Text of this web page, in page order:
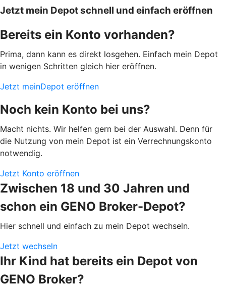
Jetzt mein Depot schnell und einfach eröffnen
Bereits ein Konto vorhanden?
Prima, dann kann es direkt losgehen. Einfach mein Depot
in wenigen Schritten gleich hier eröffnen.
Jetzt meinDepot eröffnen
Noch kein Konto bei uns?
Macht nichts. Wir helfen gern bei der Auswahl. Denn für
die Nutzung von mein Depot ist ein Verrechnungskonto
notwendig.
Jetzt Konto eröffnen
Zwischen 18 und 30 Jahren und
schon ein GENO Broker-Depot?
Hier schnell und einfach zu mein Depot wechseln.
Jetzt wechseln
Ihr Kind hat bereits ein Depot von
GENO Broker?